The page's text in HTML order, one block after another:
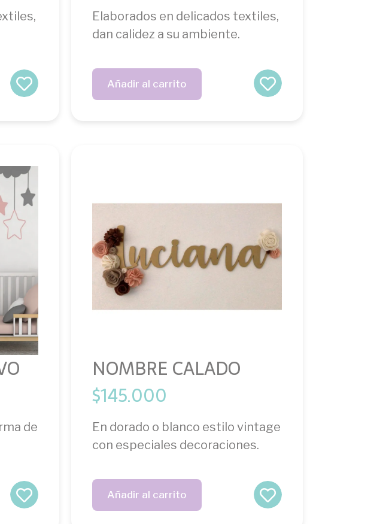
Elaborados en delicados textiles,
dan calidez a su ambiente.
Añadir al carrito
de
NOMBRE CALADO
$145.000
En dorado o blanco estilo vintage
con especiales decoraciones.
Añadir al carrito